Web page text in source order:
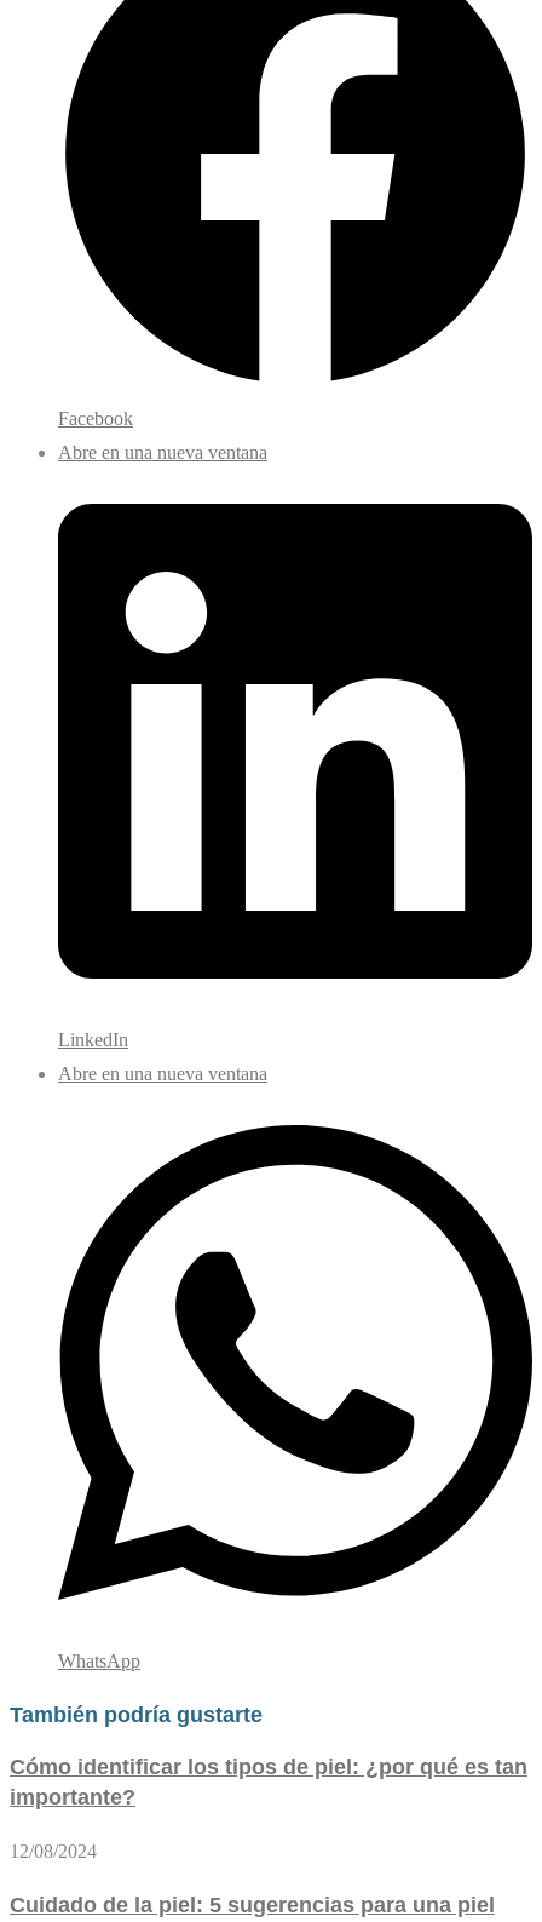
Facebook
Abre en una nueva ventana
LinkedIn
Abre en una nueva ventana
WhatsApp
También podría gustarte
Cómo identificar los tipos de piel: ¿por qué es tan
importante?
12/08/2024
Cuidado de la piel: 5 sugerencias para una piel